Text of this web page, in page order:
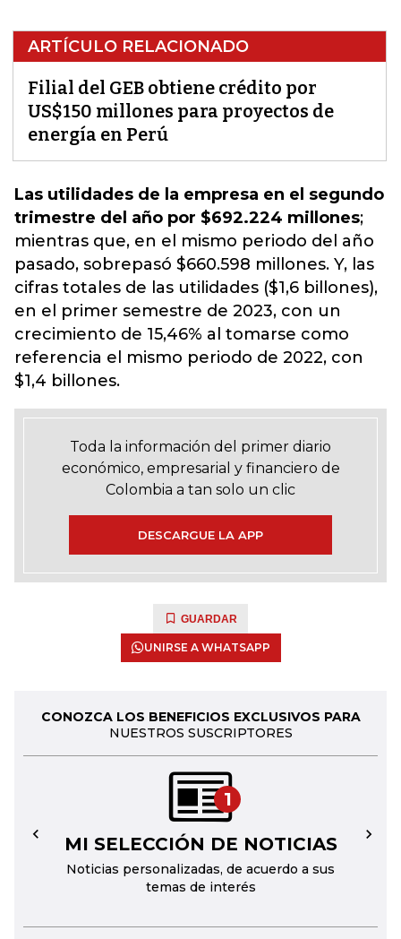
ARTÍCULO RELACIONADO
Filial del GEB obtiene crédito por
US$150 millones para proyectos de
energía en Perú
Las utilidades de la empresa en el segundo
trimestre del año por $692.224 millones;
mientras que, en el mismo periodo del año
pasado, sobrepasó $660.598 millones. Y, las
cifras totales de las utilidades ($1,6 billones),
en el primer semestre de 2023, con un
crecimiento de 15,46% al tomarse como
referencia el mismo periodo de 2022, con
$1,4 billones.
Toda la información del primer diario
económico, empresarial y financiero de
Colombia a tan solo un clic
DESCARGUE LA APP
GUARDAR
UNIRSE A WHATSAPP
CONOZCA LOS BENEFICIOS EXCLUSIVOS PARA
NUESTROS SUSCRIPTORES
1
MI SELECCIÓN DE NOTICIAS
Noticias personalizadas, de acuerdo a sus
temas de interés
← →